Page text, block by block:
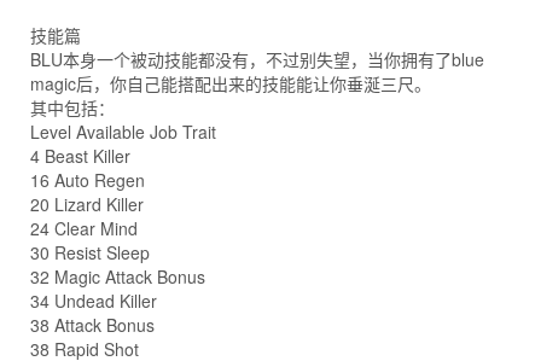
技能篇
BLU本身一个被动技能都没有，不过别失望，当你拥有了blue
magic后，你自己能搭配出来的技能能让你垂涎三尺。
其中包括：
Level Available Job Trait
4 Beast Killer
16 Auto Regen
20 Lizard Killer
24 Clear Mind
30 Resist Sleep
32 Magic Attack Bonus
34 Undead Killer
38 Attack Bonus
38 Rapid Shot